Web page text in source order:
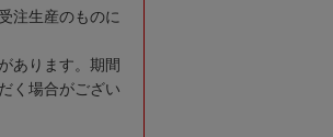
注生産のものに
あります。期間
く場合がござい